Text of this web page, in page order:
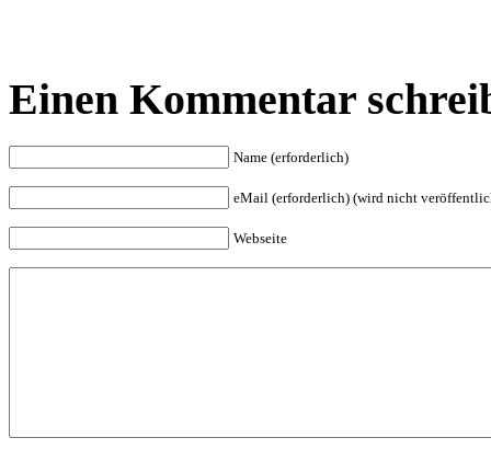
Einen Kommentar
Name (erforderlich)
eMail (erforderlich) (wird nicht
Webseite